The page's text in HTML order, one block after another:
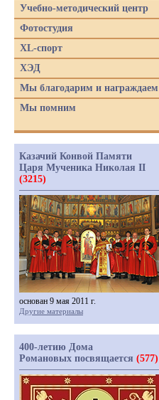
Учебно-методический центр
Фотостудия
XL-спорт
ХЭД
Мы благодарим и награждаем
Мы помним
Казачий Конвой Памяти
Царя Мученика Николая II
(3215)
основан 9 мая 2011 г.
Другие материалы
400-летию Дома
Романовых посвящается (577)